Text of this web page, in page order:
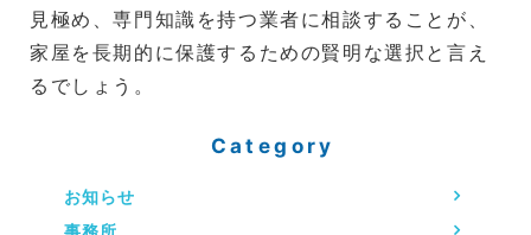
見極め、専門知識を持つ業者に相談することが、
家屋を長期的に保護するための賢明な選択と言え
るでしょう。
Category
お知らせ